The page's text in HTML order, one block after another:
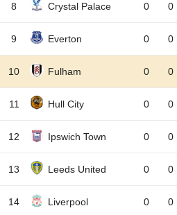
8 Crystal Palace 0 0
9 Everton 0 0
10 Fulham 0 0
11 Hull City 0 0
12 Ipswich Town 0 0
13 Leeds United 0 0
14 Liverpool 0 0